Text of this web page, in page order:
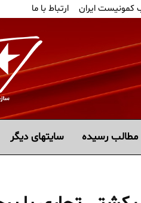
کمونیست ایران ارتباط با ما
مطالب رسیده سايتهاى ديگر